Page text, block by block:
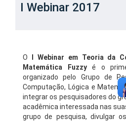
I Webinar 2017
O
I Webinar em Teoria da
Matemática Fuzzyé o
organizado pelo Grupo de
Computação, Lógica e
integrar os pesquisadores do
acadêmica interessada nas
grupo de pesquisa, divulgar